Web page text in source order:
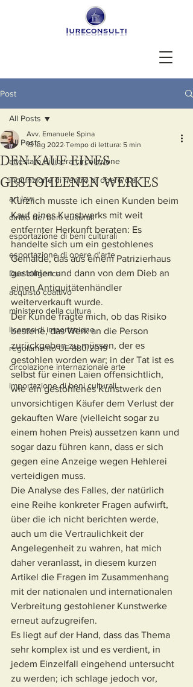
Post
All Posts
attestato di libera circolazione
ingiunzione di rientro di opere d'a
art law
diritto dei beni culturali
esportazione di beni culturali
esportazione di opere d'arte
Due diligence
acquisto coattivo
ministero della cultura
licenza di importazione
regolamento UE 880/2019
circolazione internazionale arte
importazione di beni culturali
All Posts
DEN KAUF EINES
GESTOHLENEN WERKES
Avv. Emanuele Spina
15 lug 2022 Tempo di lettura: 5 min
Kürzlich musste ich einen Kunden beim
Kauf eines Kunstwerks mit weit
entfernter Herkunft beraten: Es
handelte sich um ein gestohlenes
Gemälde, das aus einem Patrizierhaus
gestohlen und dann von dem Dieb an
einen Antiquitätenhändler
weiterverkauft wurde.
Der Kunde fragte mich, ob das Risiko
bestehe, das Werk an die Person
zurückgeben zu müssen, der es
gestohlen worden war; in der Tat ist es
selbst für einen Laien offensichtlich,
wie ein gestohlenes Kunstwerk den
unvorsichtigen Käufer dem Verlust der
gekauften Ware (vielleicht sogar zu
einem hohen Preis) aussetzen kann und
sogar dazu führen kann, dass er sich
gegen eine Anzeige wegen Hehlerei
verteidigen muss.
Die Analyse des Falles, der natürlich
eine Reihe konkreter Fragen aufwirft,
über die ich nicht berichten werde,
auch um die Vertraulichkeit der
Angelegenheit zu wahren, hat mich
daher veranlasst, in diesem kurzen
Artikel die Fragen im Zusammenhang
mit der nationalen und internationalen
Verbreitung gestohlener Kunstwerke
erneut aufzugreifen.
Es liegt auf der Hand, dass das Thema
sehr komplex ist und es verdient, in
jedem Einzelfall eingehend untersucht
zu werden; ich schlage jedoch vor,